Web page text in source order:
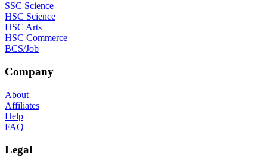
SSC Science
HSC Science
HSC Arts
HSC Commerce
BCS/Job
Company
About
Affiliates
Help
FAQ
Legal